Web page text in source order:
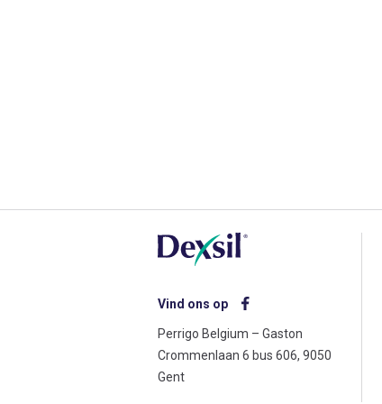
Vind ons op
Perrigo Belgium – Gaston
Crommenlaan 6 bus 606, 9050
Gent